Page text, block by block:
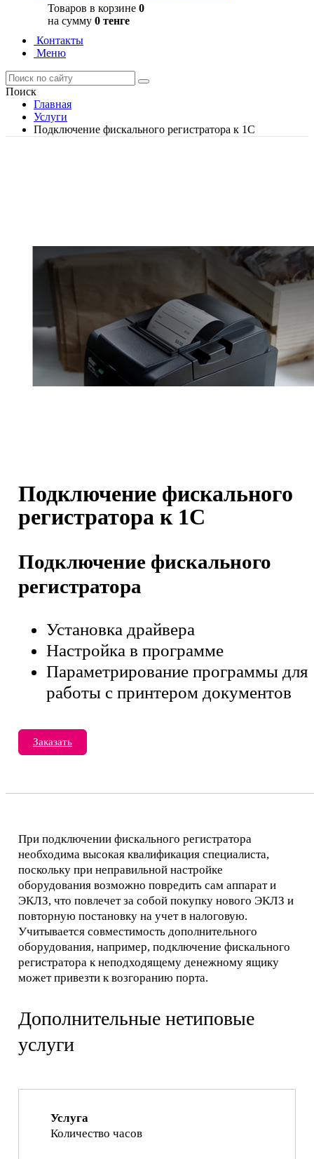
Товаров в корзине 0
на сумму 0 тенге
Контакты
Меню
Поиск
Главная
Услуги
Подключение фискального регистратора к 1С
Подключение фискального
регистратора к 1С
Подключение фискального
регистратора
Установка драйвера
Настройка в программе
Параметрирование программы для
работы с принтером документов
Заказать
При подключении фискального регистратора
необходима высокая квалификация специалиста,
поскольку при неправильной настройке
оборудования возможно повредить сам аппарат и
ЭКЛЗ, что повлечет за собой покупку нового ЭКЛЗ и
повторную постановку на учет в налоговую.
Учитывается совместимость дополнительного
оборудования, например, подключение фискального
регистратора к неподходящему денежному ящику
может привезти к возгоранию порта.
Дополнительные нетиповые
услуги
Услуга
Количество часов